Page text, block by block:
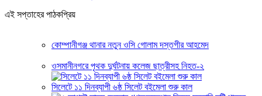
এই সপ্তাহের পাঠকপ্রিয়
কোম্পানীগঞ্জ থানার নতুন ওসি গোলাম দস্তগীর আহমেদ
ওসমানীনগরে পৃথক দুর্ঘটনায় কলেজ ছাত্রীসহ নিহত-২
সিলেটে ১১ দিনব্যাপী ৬ষ্ঠ সিলেট বইমেলা শুরু কাল